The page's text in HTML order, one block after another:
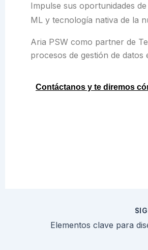
Impulse sus oportunidades
ML y tecnología nativa de la
Aria PSW como partner de
procesos de gestión de datos
Contáctanos y te diremos